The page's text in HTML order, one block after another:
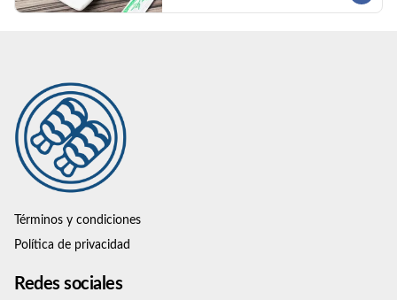
Términos y condiciones
Política de privacidad
Redes sociales